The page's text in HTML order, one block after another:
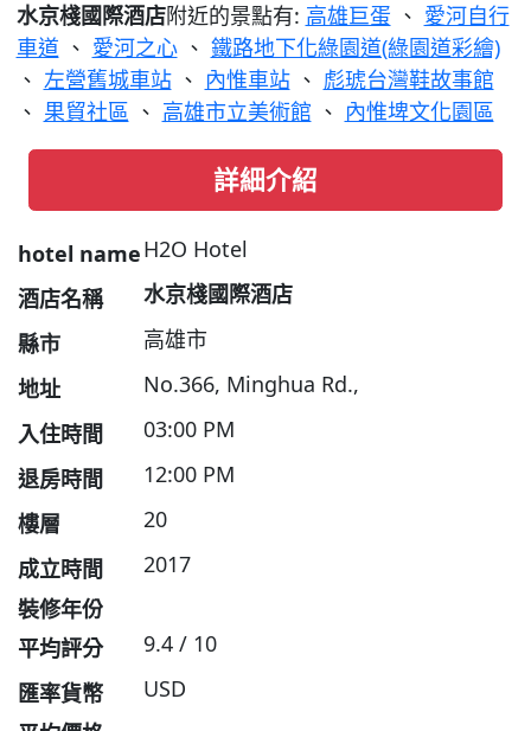
水京棧國際酒店附近的景點有: 高雄巨蛋 、 愛河自行
車道、 愛河之心、 鐵路地下化綠園道(綠園道彩繪)
、 左營舊城車站、 內惟車站、 彪琥台灣鞋故事館
、 果貿社區 、 高雄市立美術館 、 內惟埤文化園區
詳細介紹
hotel nameH2O Hotel
酒店名稱
水京棧國際酒店
縣市
高雄市
地址
No.366, Minghua Rd.,
入住時間
03:00 PM
退房時間
12:00 PM
樓層
20
成立時間
2017
裝修年份
平均評分
9.4 / 10
匯率貨幣
USD